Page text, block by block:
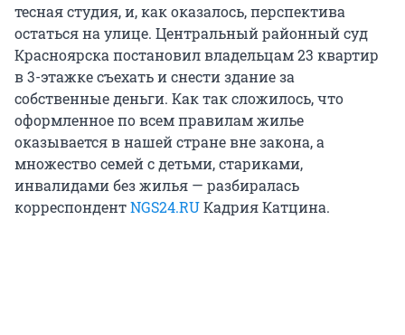
тесная студия, и, как оказалось, перспектива
остаться на улице. Центральный районный суд
Красноярска постановил владельцам 23 квартир
в 3-этажке съехать и снести здание за
собственные деньги. Как так сложилось, что
оформленное по всем правилам жилье
оказывается в нашей стране вне закона, а
множество семей с детьми, стариками,
инвалидами без жилья — разбиралась
корреспондентNGS24.RUКадрия Катцина.